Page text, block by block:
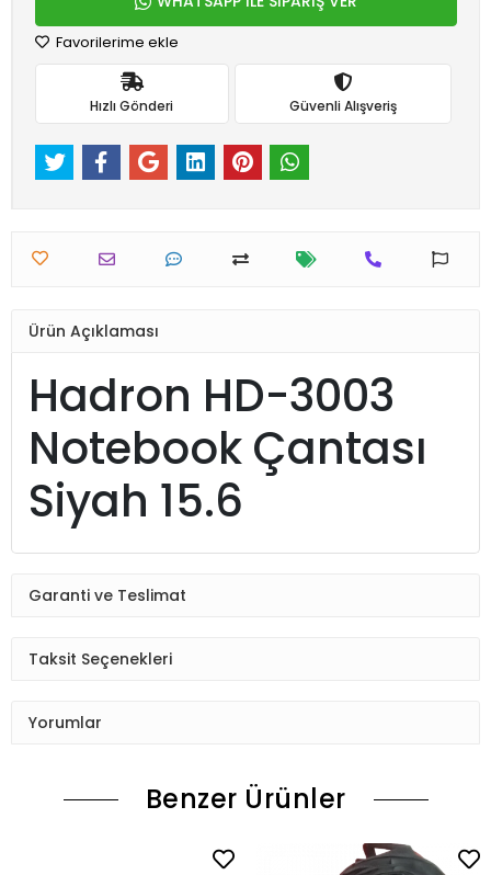
Favorilerime ekle
Hızlı Gönderi Güvenli Alışveriş
Ürün Açıklaması
Hadron HD-3003
Notebook Çantası
Siyah 15.6
Garanti ve Teslimat
Taksit Seçenekleri
Yorumlar
Benzer Ürünler